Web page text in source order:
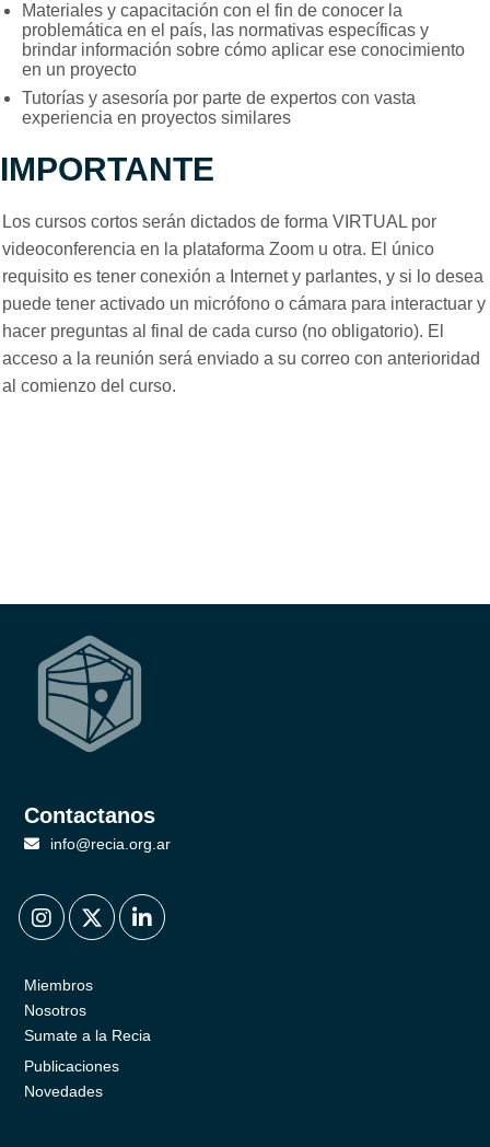
Materiales y capacitación con el fin de conocer la
problemática en el país, las normativas específicas y
brindar información sobre cómo aplicar ese conocimiento
en un proyecto
Tutorías y asesoría por parte de expertos con vasta
experiencia en proyectos similares
IMPORTANTE
Los cursos cortos serán dictados de forma VIRTUAL por
videoconferencia en la plataforma Zoom u otra. El único
requisito es tener conexión a Internet y parlantes, y si lo desea
puede tener activado un micrófono o cámara para interactuar y
hacer preguntas al final de cada curso (no obligatorio). El
acceso a la reunión será enviado a su correo con anterioridad
al comienzo del curso.
Contactanos
info@recia.org.ar
. . .
Miembros
Nosotros
Sumate a la Recia
Publicaciones
Novedades